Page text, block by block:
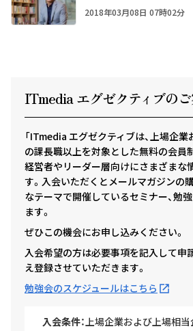
2018年03月08日 07時02分
ITmedia エグゼクティ ブの
「ITmedia エグゼクティブは、上場企
の課長職以上を対象とした無料の会員
経営者やリーダー層向けにさまざまな
す。入会いただくとメールマガジンの
なテーマで開催しているセミナー、勉
ます。
ぜひこの機会にお申し込みください。
入会希望の方は必要事項を記入して申
え登録させていただきます。
勉強会のスケジュールはこちら
入会条件：上場企業および上場相